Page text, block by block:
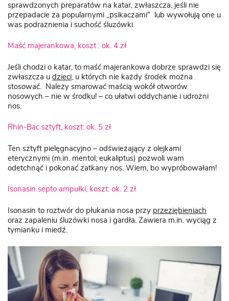
sprawdzonych preparatów na katar, zwłaszcza, jeśli nie
przepadacie za popularnymi „psikaczami” lub wywołują one u
was podrażnienia i suchość śluzówki.
Maść majerankowa, koszt : ok. 4 zł
Jeśli chodzi o katar, to maść majerankowa dobrze sprawdzi się
zwłaszcza u dzieci , u których nie każdy środek można
stosować. Należy smarować maścią wokół otworów
nosowych – nie w środku! – co ułatwi oddychanie i udrożni
nos.
Rhin-Bac sztyft, koszt: ok. 5 zł
Ten sztyft pielęgnacyjno – odświeżający z olejkami
eterycznymi (m.in. mentol, eukaliptus) pozwoli wam
odetchnąć i pokonać zatkany nos. Wiem, bo wypróbowałam!
Isonasin septo ampułki, koszt: ok. 2 zł
Isonasin to roztwór do płukania nosa przy przeziębieniach
oraz zapaleniu śluzówki nosa i gardła. Zawiera m.in. wyciąg z
tymianku i miedź.